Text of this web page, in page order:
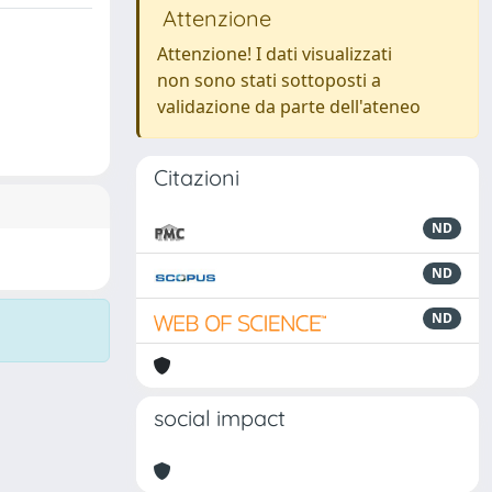
Attenzione
Attenzione! I dati visualizzati
non sono stati sottoposti a
validazione da parte dell'ateneo
Citazioni
ND
ND
ND
social impact